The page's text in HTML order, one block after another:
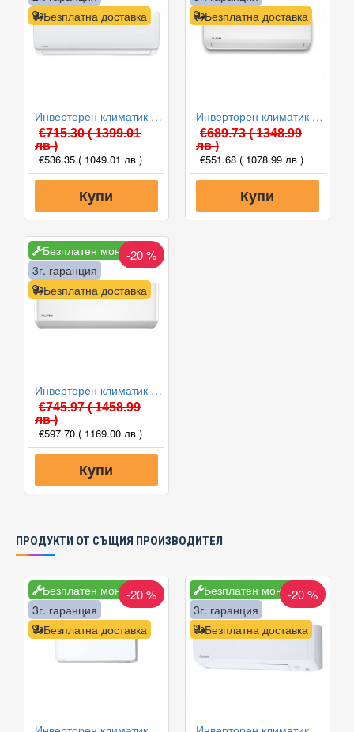
Безплатна доставка
Инверторен климатик Crown CIT-12FO62AS, 12 000 BTU, Клас A++
€715.30( 1399.01
лв )
€536.35 ( 1049.01 лв )
Купи
Безплатна доставка
Инверторен климатик Alpin ASW-35ETE, Elite, WIFI, 12000 BTU, Клас А++
€689.73( 1348.99
лв )
€551.68 ( 1078.99 лв )
Купи
Безплатен монтаж
Безплатна доставка
3г. гаранция
-20 %
Инверторен климатик Alpin ASW-35PTT Pro, WIFI, 12000 BTU, Клас А++
€745.97( 1458.99
лв )
€597.70 ( 1169.00 лв )
Купи
ПРОДУКТИ ОТ СЪЩИЯ ПРОИЗВОДИТЕЛ
Безплатен монтаж
Безплатна доставка
3г. гаранция
-20 % Безплатен монтаж
Безплатна доставка
3г. гаранция
-20 %